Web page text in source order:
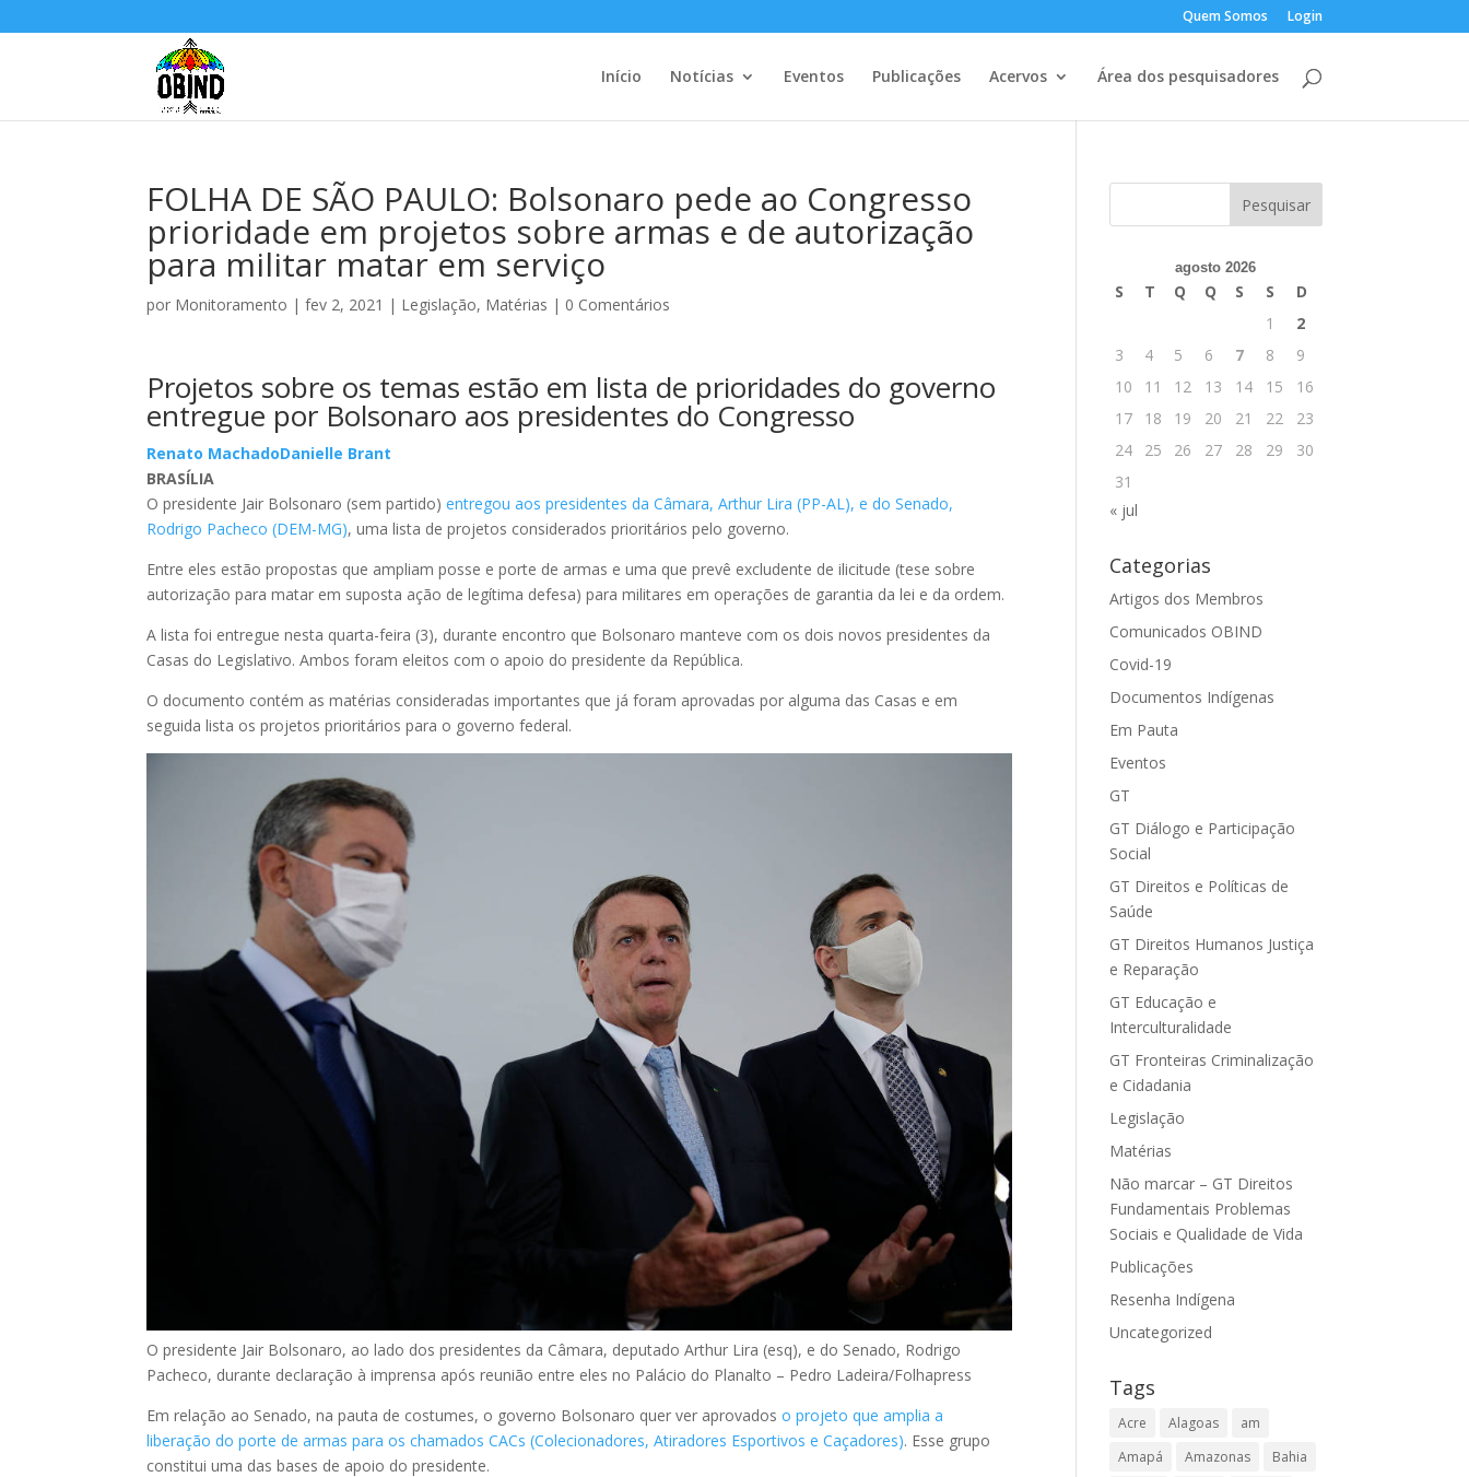
Quem Somos Login
Início Notícias Eventos Publicações Acervos Área dos pesquisadores
FOLHA DE SÃO PAULO: Bolsonaro pede ao Congresso
prioridade em projetos sobre armas e de autorização
para militar matar em serviço
por Monitoramento |fev 2, 2021 | Legislação, Matérias | 0 Comentários
Projetos sobre os temas estão em lista de prioridades do governo
entregue por Bolsonaro aos presidentes do Congresso
Renato MachadoDanielle Brant
BRASÍLIA
O presidente Jair Bolsonaro (sem partido)entregou aos presidentes da Câmara, Arthur Lira (PP-AL), e do Senado,
Rodrigo Pacheco (DEM-MG), uma lista de projetos considerados prioritários pelo governo.
Entre eles estão propostas que ampliam posse e porte de armas e uma que prevê excludente de ilicitude (tese sobre
autorização para matar em suposta ação de legítima defesa) para militares em operações de garantia da lei e da ordem.
A lista foi entregue nesta quarta-feira (3), durante encontro que Bolsonaro manteve com os dois novos presidentes da
Casas do Legislativo. Ambos foram eleitos com o apoio do presidente da República.
O documento contém as matérias consideradas importantes que já foram aprovadas por alguma das Casas e em
seguida lista os projetos prioritários para o governo federal.
O presidente Jair Bolsonaro, ao lado dos presidentes da Câmara, deputado Arthur Lira (esq), e do Senado, Rodrigo
Pacheco, durante declaração à imprensa após reunião entre eles no Palácio do Planalto – Pedro Ladeira/Folhapress
Em relação ao Senado, na pauta de costumes, o governo Bolsonaro quer ver aprovadoso projeto que amplia a
liberação do porte de armas para os chamados CACs (Colecionadores, Atiradores Esportivos e Caçadores). Esse grupo
constitui uma das bases de apoio do presidente.
agosto 2026
S T Q Q S S
D
1
2
3
4 5 6 7 8
9
10
11 12 13 14 15
16
17
18 19 20 21 22
23
24
25 26 27 28 29
30
31
« jul
Categorias
Artigos dos Membros
Comunicados OBIND
Covid-19
Documentos Indígenas
Em Pauta
Eventos
GT
GT Diálogo e Participação
Social
GT Direitos e Políticas de
Saúde
GT Direitos Humanos Justiça
e Reparação
GT Educação e
Interculturalidade
GT Fronteiras Criminalização
e Cidadania
Legislação
Matérias
Não marcar – GT Direitos
Fundamentais Problemas
Sociais e Qualidade de Vida
Publicações
Resenha Indígena
Uncategorized
Tags
Acre Alagoas
am
Amapá
Amazonas
Bahia